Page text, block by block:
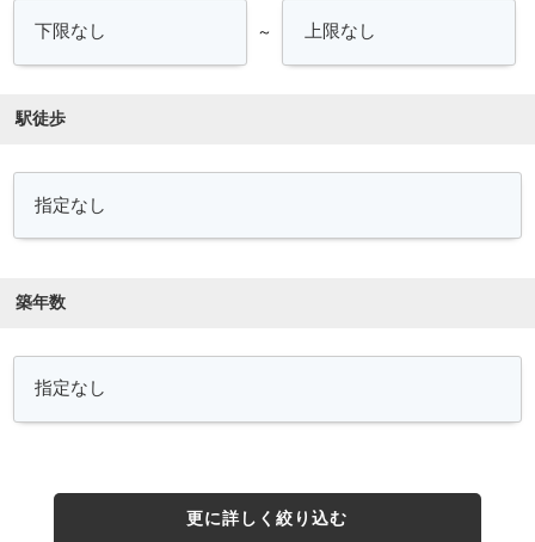
～
駅徒歩
築年数
更に詳しく絞り込む